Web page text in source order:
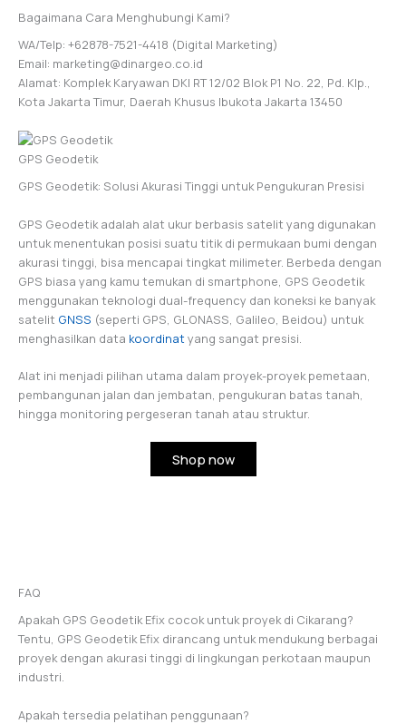
Bagaimana Cara Menghubungi Kami?
WA/Telp: +62878-7521-4418 (Digital Marketing)
Email: marketing@dinargeo.co.id
Alamat: Komplek Karyawan DKI RT 12/02 Blok P1 No. 22, Pd. Klp.,
Kota Jakarta Timur, Daerah Khusus Ibukota Jakarta 13450
GPS Geodetik
GPS Geodetik: Solusi Akurasi Tinggi untuk Pengukuran Presisi
GPS Geodetik adalah alat ukur berbasis satelit yang digunakan
untuk menentukan posisi suatu titik di permukaan bumi dengan
akurasi tinggi, bisa mencapai tingkat milimeter. Berbeda dengan
GPS biasa yang kamu temukan di smartphone, GPS Geodetik
menggunakan teknologi dual-frequency dan koneksi ke banyak
satelit GNSS (seperti GPS, GLONASS, Galileo, Beidou) untuk
menghasilkan data koordinatyang sangat presisi.
Alat ini menjadi pilihan utama dalam proyek-proyek pemetaan,
pembangunan jalan dan jembatan, pengukuran batas tanah,
hingga monitoring pergeseran tanah atau struktur.
Shop now
FAQ
Apakah GPS Geodetik Efix cocok untuk proyek di Cikarang?
Tentu, GPS Geodetik Efix dirancang untuk mendukung berbagai
proyek dengan akurasi tinggi di lingkungan perkotaan maupun
industri.
Apakah tersedia pelatihan penggunaan?